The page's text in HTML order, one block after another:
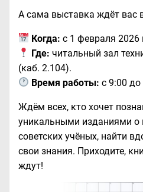
А сама выставка ждёт вас
Когда: с 1 февраля 2026
Где: читальный зал
(каб. 2.104).
Время работы: с 9:00 до
Ждём всех, кто хочет
уникальными изданиями о
советских учёных, найти
свои знания. Приходите,
ждут!